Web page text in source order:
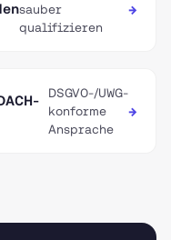
sauber
qualifizieren
→
DSGVO-/UWG-
konforme
Ansprache
→